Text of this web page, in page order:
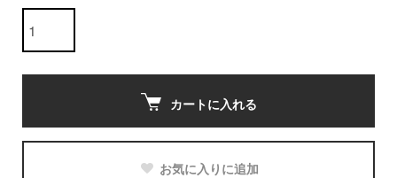
カートに入れる
お気に入りに追加